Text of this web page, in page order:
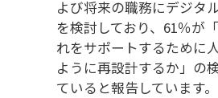
よび将来の職務にデジタ
を検討しており、61％が
れをサポートするために
ように再設計するか」の
ていると報告しています。